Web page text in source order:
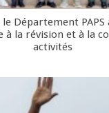
le Département
à la révision et à la
activités